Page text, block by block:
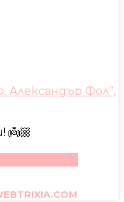
Александър Фол“,
👼🏼